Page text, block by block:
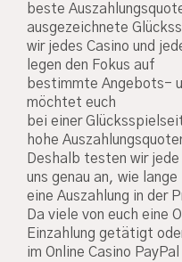
beste
ausgezeichnete
wir jedes Casino und
legen den Fokus auf
bestimmte Angebots-
möchtet euch
bei einer
hohe
Deshalb testen wir
uns genau an, wie lange
eine Auszahlung in der
Da viele von euch eine
Einzahlung getätigt
im Online Casino